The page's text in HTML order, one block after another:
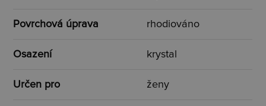
Povrchová úprava rhodiováno
Osazení krystal
Určen pro ženy